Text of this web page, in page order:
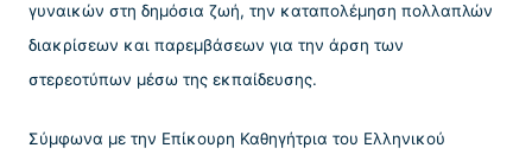
γυναικών στη δημόσια ζωή, την καταπολέμηση πολλαπλών
διακρίσεων και παρεμβάσεων για την άρση των
στερεοτύπων μέσω της εκπαίδευσης.
Σύμφωνα με την Επίκουρη Καθηγήτρια του Ελληνικού